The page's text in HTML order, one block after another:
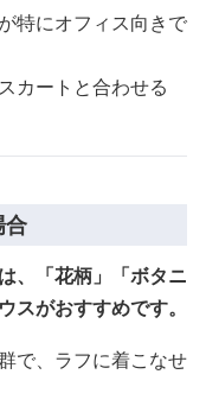
特にオフィス向きで
カートと合わせる
合
、「花柄」「ボタニ
スがおすすめです。
で、ラフに着こなせ